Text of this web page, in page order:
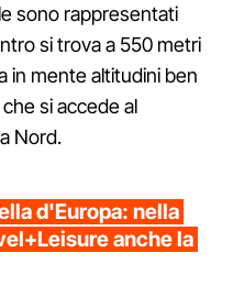
sono rappresentati
si trova a 550 metri
in mente altitudini ben
si accede al
Nord.
d'Europa: nella
anche la